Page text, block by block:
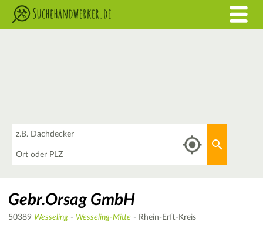
Gebr.Orsag GmbH
50389 Wesseling - Wesseling-Mitte - Rhein-Erft-Kreis